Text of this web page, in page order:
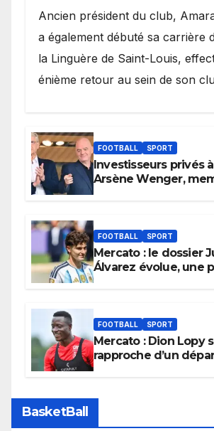
Ancien président du club,
a également débuté sa carrière
la Linguère de Saint-Louis,
énième retour au sein de son
FOOTBALL SPORT
Investisseurs privés à
Arsène Wenger,
FOOTBALL SPORT
Mercato : le dossier
Álvarez évolue, une
FOOTBALL SPORT
Mercato : Dion Lopy
rapproche d’un
BasketBall